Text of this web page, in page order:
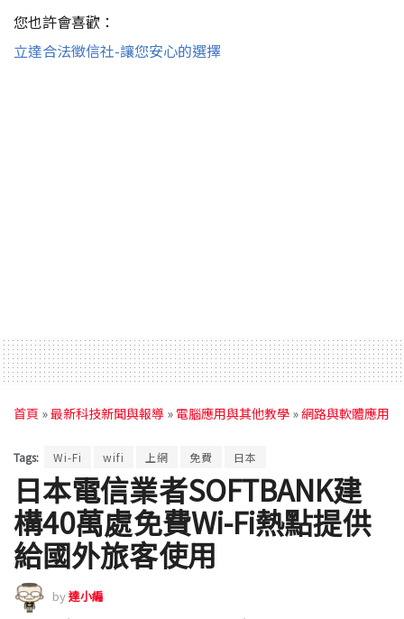
您也許會喜歡：
立達合法徵信社-讓您安心的選擇
首頁 »最新科技新聞與報導 » 電腦應用與其他教學 »網路與軟體應用
Tags: Wi-Fi wifi 上網 免費 日本
日本電信業者SOFTBANK建
構40萬處免費Wi-Fi熱點提供
給國外旅客使用
by達小編